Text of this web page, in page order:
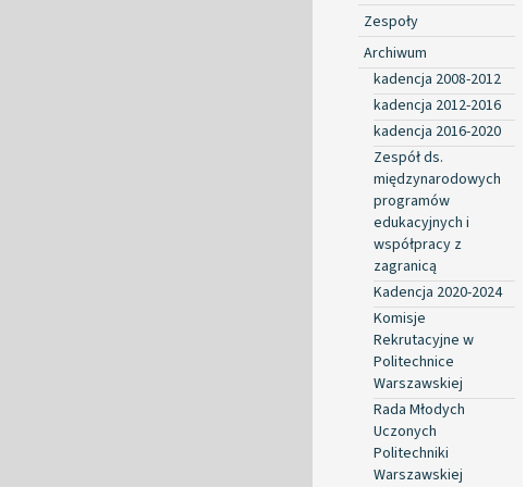
Zespoły
Archiwum
kadencja 2008-2012
kadencja 2012-2016
kadencja 2016-2020
Zespół ds.
międzynarodowych
programów
edukacyjnych i
współpracy z
zagranicą
Kadencja 2020-2024
Komisje
Rekrutacyjne w
Politechnice
Warszawskiej
Rada Młodych
Uczonych
Politechniki
Warszawskiej